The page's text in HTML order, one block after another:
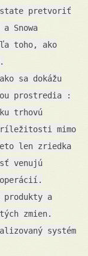
pretvoriť
Snowa
toho, ako
sa dokážu
prostredia :
trhovú
mimo
len zriedka
venujú
a
zmien.
systém